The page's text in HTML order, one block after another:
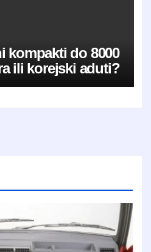
kompakti do 8000
ili korejski aduti?